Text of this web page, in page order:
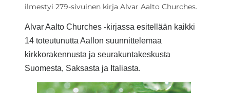
ilmestyi 279-sivuinen kirja Alvar Aalto Churches.
Alvar Aalto Churches -kirjassa esitellään kaikki
14 toteutunutta Aallon suunnittelemaa
kirkkorakennusta ja seurakuntakeskusta
Suomesta, Saksasta ja Italiasta.